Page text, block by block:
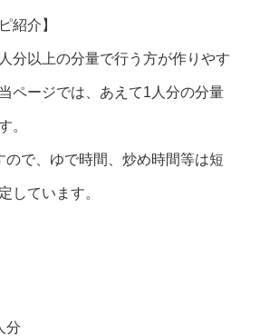
紹介】
分以上の分量で行う方が作りやす
ページでは、あえて1人分の分量
。
で、ゆで時間、炒め時間等は短
しています。
分